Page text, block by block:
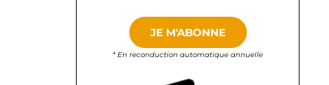
JE M'ABONNE
* En reconduction automatique annuelle